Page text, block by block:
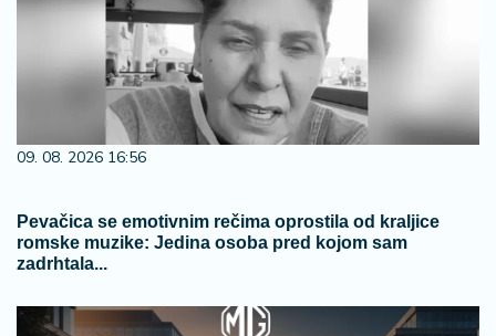
09. 08. 2026 16:56
Pevačica se emotivnim rečima oprostila od kraljice
romske muzike: Jedina osoba pred kojom sam
zadrhtala...